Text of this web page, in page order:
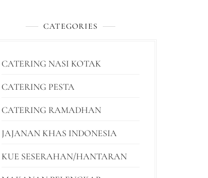
CATEGORIES
CATERING NASI KOTAK
CATERING PESTA
CATERING RAMADHAN
JAJANAN KHAS INDONESIA
KUE SESERAHAN/HANTARAN